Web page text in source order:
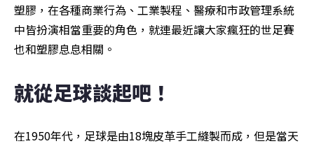
塑膠，在各種商業行為、工業製程、醫療和市政管理系統
中皆扮演相當重要的角色，就連最近讓大家瘋狂的世足賽
也和塑膠息息相關。
就從足球談起吧！
在1950年代，足球是由18塊皮革手工縫製而成，但是當天